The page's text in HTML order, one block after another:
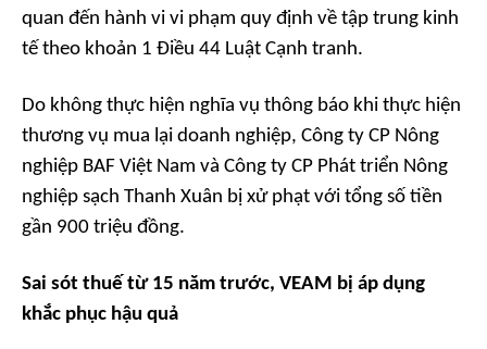
quan đến hành vi vi phạm quy định về tập trung kinh
tế theo khoản 1 Điều 44 Luật Cạnh tranh.
Do không thực hiện nghĩa vụ thông báo khi thực hiện
thương vụ mua lại doanh nghiệp, Công ty CP Nông
nghiệp BAF Việt Nam và Công ty CP Phát triển Nông
nghiệp sạch Thanh Xuân bị xử phạt với tổng số tiền
gần 900 triệu đồng.
Sai sót thuế từ 15 năm trước, VEAM bị áp dụng
khắc phục hậu quả